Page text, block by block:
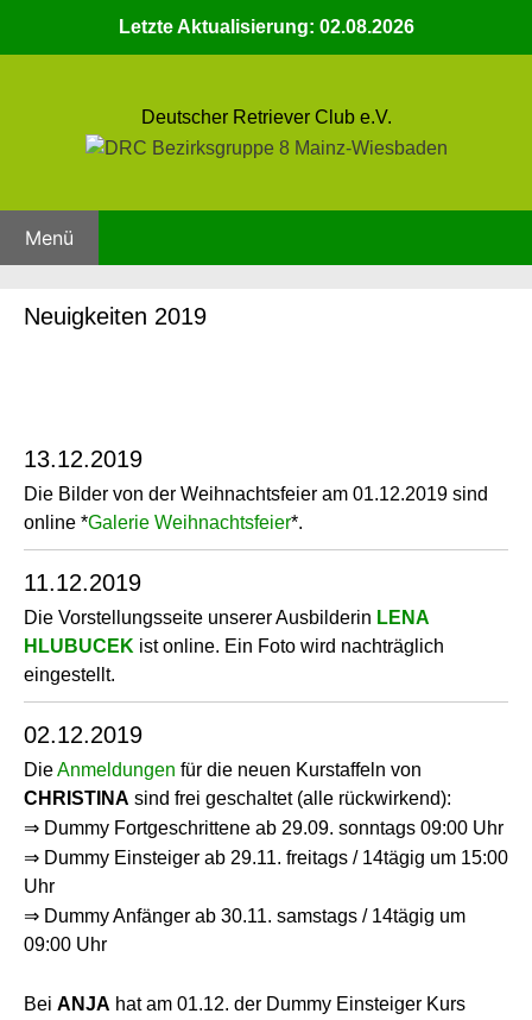
Letzte Aktualisierung: 02.08.2026
Deutscher Retriever Club e.V.
Menü
Neuigkeiten 2019
13.12.2019
Die Bilder von der Weihnachtsfeier am 01.12.2019 sind
online *Galerie Weihnachtsfeier*.
11.12.2019
Die Vorstellungsseite unserer Ausbilderin LENA
HLUBUCEK ist online. Ein Foto wird nachträglich
eingestellt.
02.12.2019
DieAnmeldungen für die neuen Kurstaffeln von
CHRISTINA sind frei geschaltet (alle rückwirkend):
⇒ Dummy Fortgeschrittene ab 29.09. sonntags 09:00 Uhr
⇒ Dummy Einsteiger ab 29.11. freitags / 14tägig um 15:00
Uhr
⇒ Dummy Anfänger ab 30.11. samstags / 14tägig um
09:00 Uhr
Bei ANJA hat am 01.12. der Dummy Einsteiger Kurs